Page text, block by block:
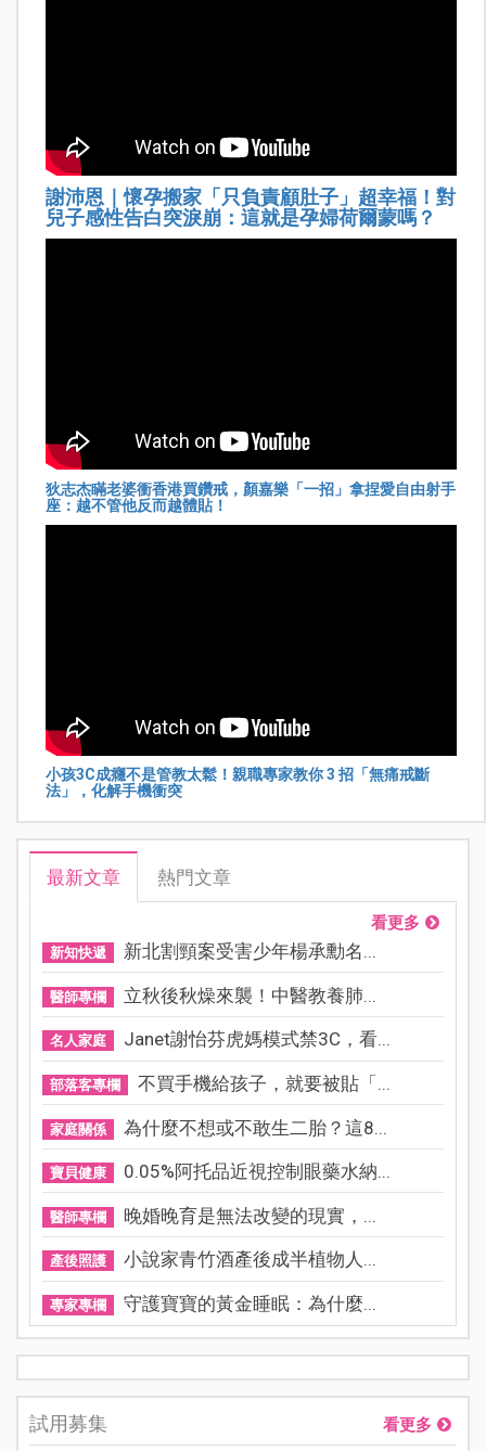
謝沛恩｜懷孕搬家「只負責顧肚子」超幸福！對
兒子感性告白突淚崩：這就是孕婦荷爾蒙嗎？
狄志杰瞞老婆衝香港買鑽戒，顏嘉樂「一招」拿捏愛自由射手
座：越不管他反而越體貼！
小孩3C成癮不是管教太鬆！親職專家教你 3 招「無痛戒斷
法」，化解手機衝突
最新文章 熱門文章
看更多
新知快遞 新北割頸案受害少年楊承勳名...
醫師專欄 立秋後秋燥來襲！中醫教養肺...
名人家庭 Janet謝怡芬虎媽模式禁3C，看...
部落客專欄 不買手機給孩子，就要被貼「...
家庭關係 為什麼不想或不敢生二胎？這8...
寶貝健康 0.05%阿托品近視控制眼藥水納...
醫師專欄 晚婚晚育是無法改變的現實，...
產後照護 小說家青竹酒產後成半植物人...
專家專欄 守護寶寶的黃金睡眠：為什麼...
試用募集 看更多